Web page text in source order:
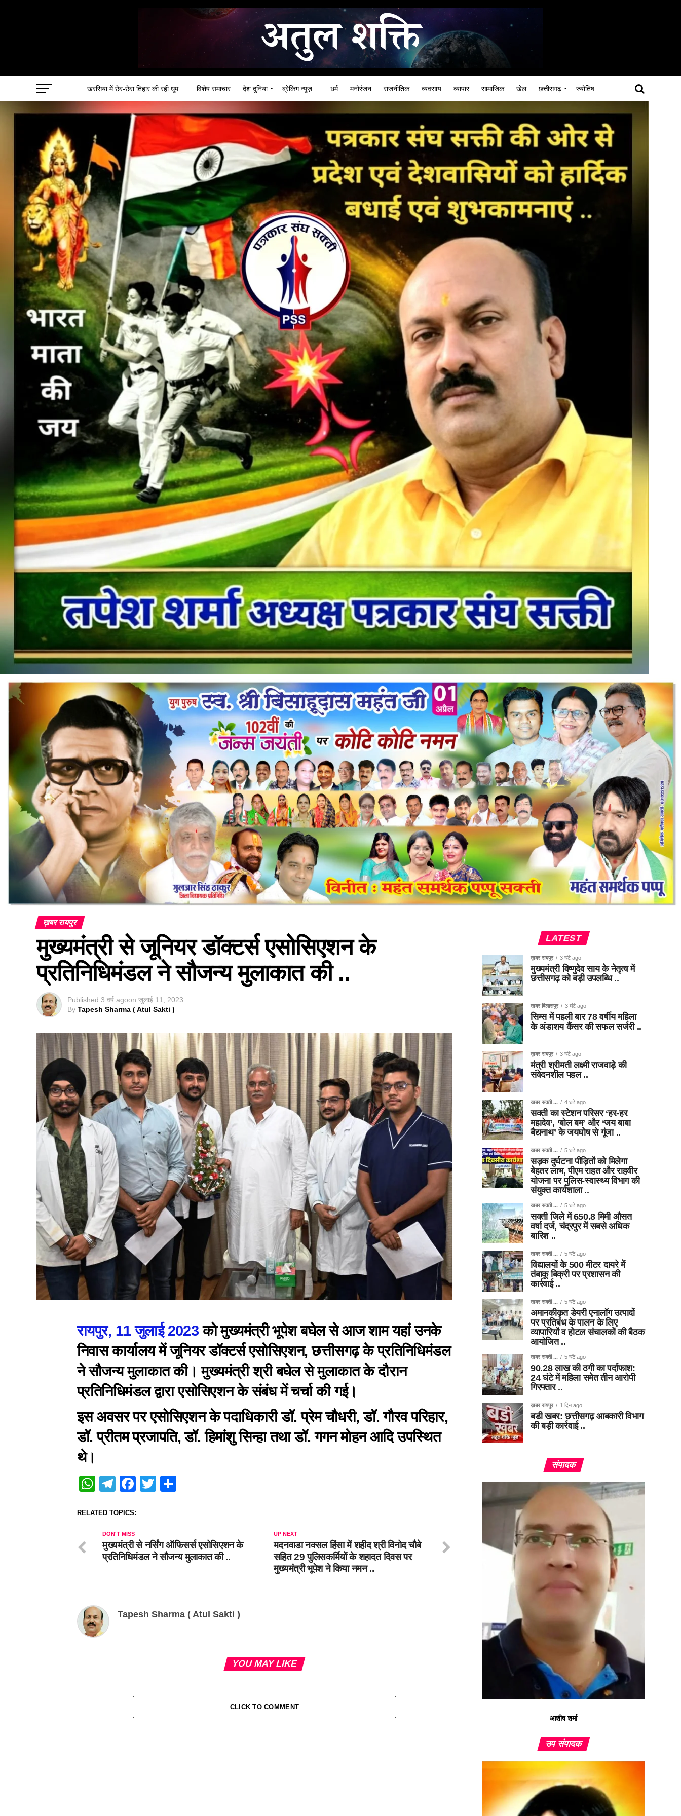
खरसिया में छेर-छेरा तिहार की रही धूम .. विशेष समाचार देश दुनिया ब्रेकिंग न्यूज़ .. धर्म मनोरंजन राजनीतिक व्यवसाय व्यापार सामाजिक खेल छत्तीसगढ़ ज्योतिष
ख़बर रायपुर
मुख्यमंत्री से जूनियर डॉक्टर्स एसोसिएशन के
प्रतिनिधिमंडल ने सौजन्य मुलाकात की ..
Published 3 वर्ष agoon जुलाई 11, 2023
By Tapesh Sharma ( Atul Sakti )
रायपुर, 11 जुलाई 2023 को मुख्यमंत्री भूपेश बघेल से आज शाम यहां उनके
निवास कार्यालय में जूनियर डॉक्टर्स एसोसिएशन, छत्तीसगढ़ के प्रतिनिधिमंडल
ने सौजन्य मुलाकात की। मुख्यमंत्री श्री बघेल से मुलाकात के दौरान
प्रतिनिधिमंडल द्वारा एसोसिएशन के संबंध में चर्चा की गई।
इस अवसर पर एसोसिएशन के पदाधिकारी डॉ. प्रेम चौधरी, डॉ. गौरव परिहार,
डॉ. प्रीतम प्रजापति, डॉ. हिमांशु सिन्हा तथा डॉ. गगन मोहन आदि उपस्थित
थे।
WhatsApp
Telegram
Facebook
Twitter
RELATED TOPICS:
UP NEXT
मदनवाडा नक्सल हिंसा में शहीद श्री विनोद चौबे
सहित 29 पुलिसकर्मियों के शहादत दिवस पर
मुख्यमंत्री भूपेश ने किया नमन ..
DON'T MISS
मुख्यमंत्री से नर्सिंग ऑफिसर्स एसोसिएशन के
प्रतिनिधिमंडल ने सौजन्य मुलाकात की ..
Tapesh Sharma ( Atul Sakti )
YOU MAY LIKE
CLICK TO COMMENT
LATEST
ख़बर रायपुर 3 घंटे ago
मुख्यमंत्री विष्णुदेव साय के नेतृत्व में
छत्तीसगढ़ को बड़ी उपलब्धि ..
खबर बिलासपुर 3 घंटे ago
सिम्स में पहली बार 78 वर्षीय महिला
के अंडाशय कैंसर की सफल सर्जरी ..
ख़बर रायपुर 3 घंटे ago
मंत्री श्रीमती लक्ष्मी राजवाड़े की
संवेदनशील पहल ..
खबर सक्ती ... 4 घंटे ago
सक्ती का स्टेशन परिसर ‘हर-हर
महादेव’, ‘बोल बम’ और ‘जय बाबा
बैद्यनाथ’ के जयघोष से गूंजा ..
खबर सक्ती ... 5 घंटे ago
सड़क दुर्घटना पीड़ितों को मिलेगा
बेहतर लाभ, पीएम राहत और राहवीर
योजना पर पुलिस-स्वास्थ्य विभाग की
संयुक्त कार्यशाला ..
खबर सक्ती ... 5 घंटे ago
सक्ती जिले में 650.8 मिमी औसत
वर्षा दर्ज, चंद्रपुर में सबसे अधिक
बारिश ..
खबर सक्ती ... 5 घंटे ago
विद्यालयों के 500 मीटर दायरे में
तंबाकू बिक्री पर प्रशासन की
कार्रवाई ..
खबर सक्ती ... 5 घंटे ago
अमानकीकृत डेयरी एनालॉग उत्पादों
पर प्रतिबंध के पालन के लिए
व्यापारियों व होटल संचालकों की बैठक
आयोजित ..
खबर सक्ती ... 5 घंटे ago
90.28 लाख की ठगी का पर्दाफाश:
24 घंटे में महिला समेत तीन आरोपी
गिरफ्तार ..
ख़बर रायपुर 1 दिन ago
बडी खबर: छत्तीसगढ़ आबकारी विभाग
की बड़ी कार्रवाई ..
संपादक
आशीष शर्मा
उप संपादक